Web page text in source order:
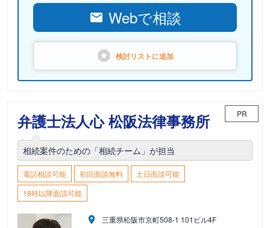
Webで相談
検討リストに追加
弁護士法人心 松阪法律事務所 PR
相続案件のための「相続チーム」が担当
電話相談可能 初回面談無料
土日面談可能
18時以降面談可能
三重県松阪市京町508-1 101ビル4F